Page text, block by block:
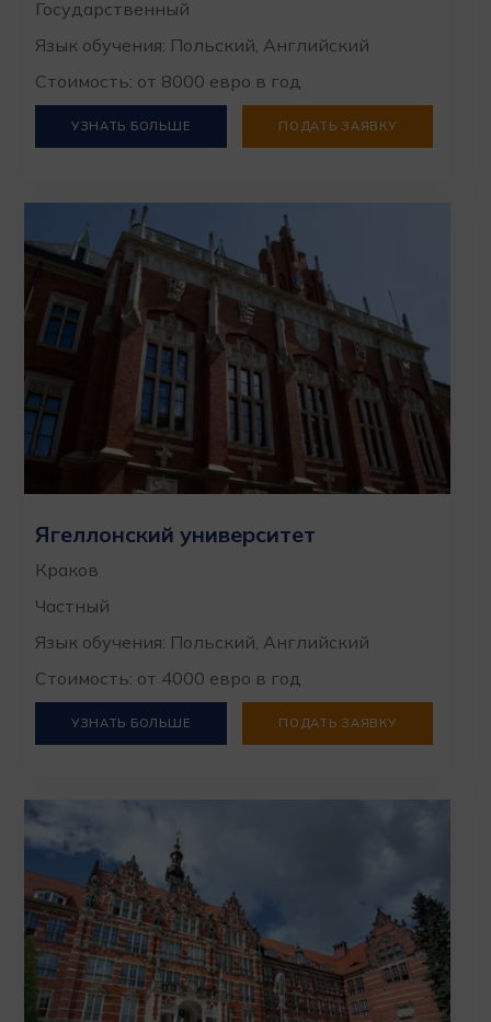
Государственный
Язык обучения: Польский, Английский
Стоимость: от 8000 евро в год
УЗНАТЬ БОЛЬШЕ ПОДАТЬ ЗАЯВКУ
Ягеллонский университет
Краков
Частный
Язык обучения: Польский, Английский
Стоимость: от 4000 евро в год
УЗНАТЬ БОЛЬШЕ ПОДАТЬ ЗАЯВКУ